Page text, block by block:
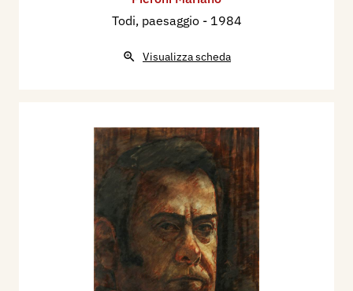
personale con 22 opere alla galleria d’arte Secret
London UK). Nel periodo 11 Dicembre 2021 / 20
“Mariano Pieroni. Gli scoppiati”.
Nel 2022, dal 4 Settembre al 2 Ottobre, presenta
la mostra personale "Mariano Pieroni in long
playing / venti anni dopo" a Masnago (VA)
all'esterno della Chiesa SS. Pietro e Paolo e nella
Cripta. Dal 1 Novembre 2022 al 1 novembre
2023, all'Eremo di Santa Caterina del Sasso
Ballaro di Leggiuno (VA) viene esposto "presepio
Todi, paesaggio - 1984
Visualizza scheda